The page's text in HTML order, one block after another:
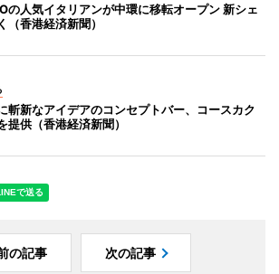
の人気イタリアンが中環に移転オープン 新シェ
（香港経済新聞）
斬新なアイデアのコンセプトバー、コースカク
提供（香港経済新聞）
の記事 次の記事